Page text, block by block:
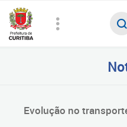
Evolução no